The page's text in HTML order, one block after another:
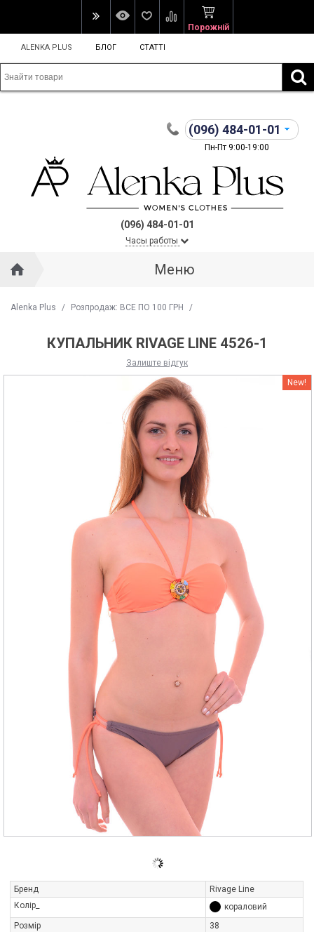
Порожній
ALENKA PLUS БЛОГ СТАТТІ
(096) 484-01-01
Пн-Пт 9:00-19:00
(096) 484-01-01
Часы работы
Меню
Alenka Plus / Розпродаж: ВСЕ ПО 100 ГРН /
КУПАЛЬНИК RIVAGE LINE 4526-1
Залиште відгук
New!
Бренд
Rivage Line
Колір_
кораловий
Розмір
38